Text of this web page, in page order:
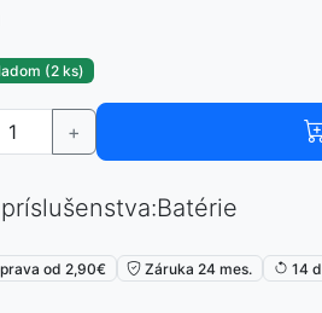
(2 ks)
+
od 2,90€ Záruka 24 mes. 14